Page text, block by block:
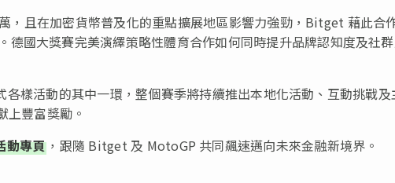
，且在加密貨幣普及化的重點擴展地區影響力強勁，Bitget 藉此合
德國大獎賽完美演繹策略性體育合作如何同時提升品牌認知度及社
樣活動的其中一環，整個賽季將持續推出本地化活動、互動挑戰及
上豐富獎勵。
專頁 ，跟隨 Bitget 及 MotoGP 共同飆速邁向未來金融新境界。